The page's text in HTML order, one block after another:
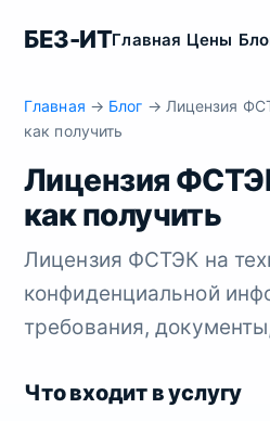
БЕЗ-ИТГлавная Цены
Главная → Блог → Лицензия
как получить
Лицензия
как получить
Лицензия ФСТЭК на
конфиденциальной
требования,
Что входит в услугу